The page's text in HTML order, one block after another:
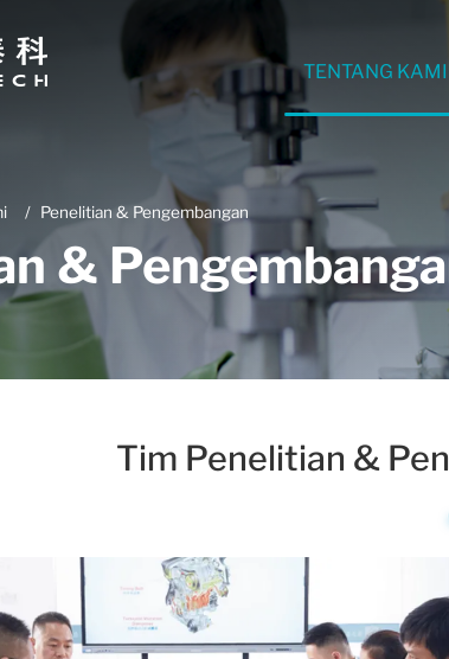
TENTANG KAMI
Penelitian & Pengembangan
&
Tim Penelitian &